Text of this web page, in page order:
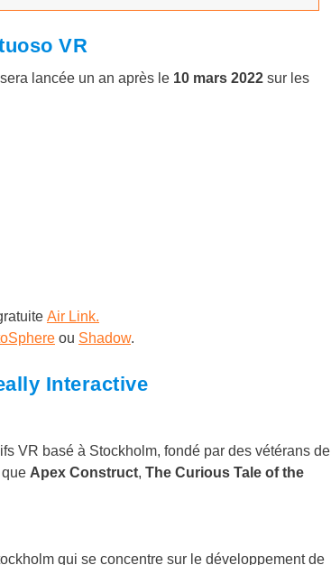
VR
lancée un an après le10 mars 2022sur les
Air Link.
ou Shadow.
Interactive
VR basé à Stockholm, fondé par des vétérans de
que Apex Construct, The Curious Tale of the
qui se concentre sur le développement de